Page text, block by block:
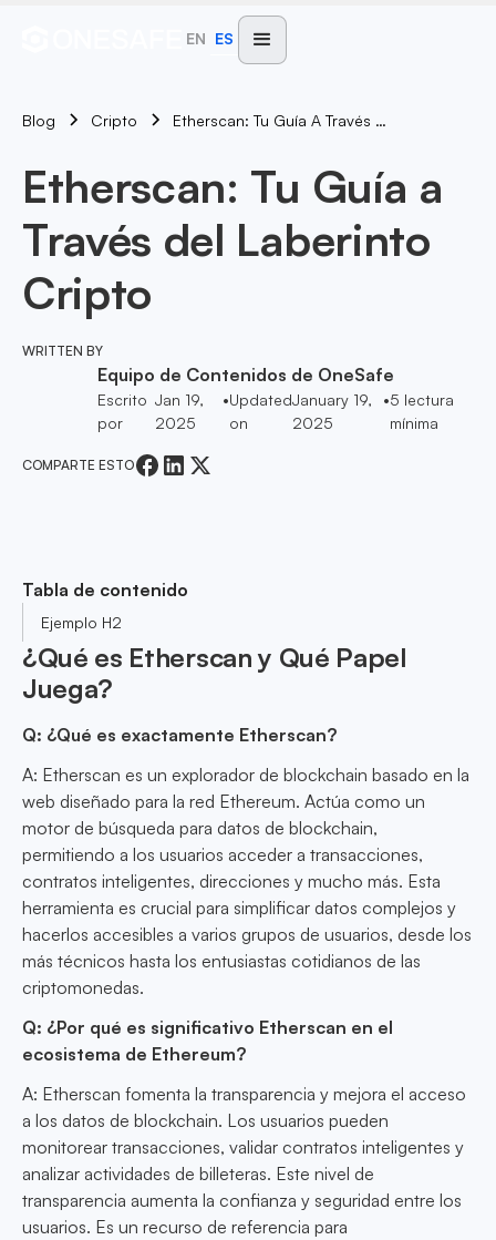
EN ES
Blog Cripto Etherscan: Tu Guía A Través Del Laberinto Cripto
Etherscan: Tu Guía a
Través del Laberinto
Cripto
WRITTEN BY
Equipo de Contenidos de OneSafe
Escrito
por
Jan 19,
2025
•Updated
on
January 19,
2025
•5 lectura
mínima
COMPARTE ESTO
Tabla de contenido
Ejemplo H2
¿Qué es Etherscan y Qué Papel
Juega?
Q: ¿Qué es exactamente Etherscan?
A: Etherscan es un explorador de blockchain basado en la
web diseñado para la red Ethereum. Actúa como un
motor de búsqueda para datos de blockchain,
permitiendo a los usuarios acceder a transacciones,
contratos inteligentes, direcciones y mucho más. Esta
herramienta es crucial para simplificar datos complejos y
hacerlos accesibles a varios grupos de usuarios, desde los
más técnicos hasta los entusiastas cotidianos de las
criptomonedas.
Q: ¿Por qué es significativo Etherscan en el
ecosistema de Ethereum?
A: Etherscan fomenta la transparencia y mejora el acceso
a los datos de blockchain. Los usuarios pueden
monitorear transacciones, validar contratos inteligentes y
analizar actividades de billeteras. Este nivel de
transparencia aumenta la confianza y seguridad entre los
usuarios. Es un recurso de referencia para